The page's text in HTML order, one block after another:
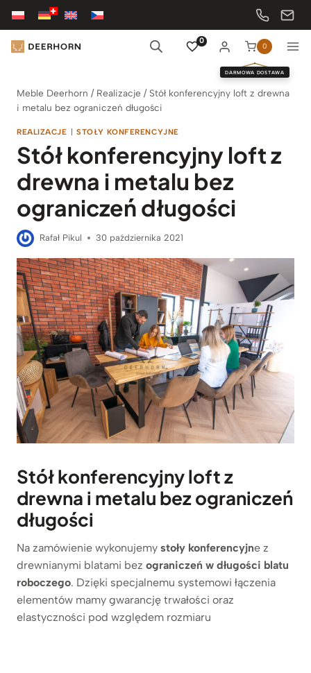
Przejdź
treści
0
0
DARMOWA DOSTAWA
Meble Deerhorn / Realizacje / Stół konferencyjny loft z drewna
i metalu bez ograniczeń długości
REALIZACJE | STOŁY KONFERENCYJNE
Stół konferencyjny loft z
drewna i metalu bez
ograniczeń długości
Rafał Pikul 30 października 2021
Stół konferencyjnyloft z
drewna i metalu bez ograniczeń
długości
Na zamówienie wykonujemy stoły konferencyjne z
drewnianymi blatami bez ograniczeń w długości blatu
roboczego. Dzięki specjalnemu systemowi łączenia
elementów mamy gwarancję trwałości oraz
elastyczności pod względem rozmiaru